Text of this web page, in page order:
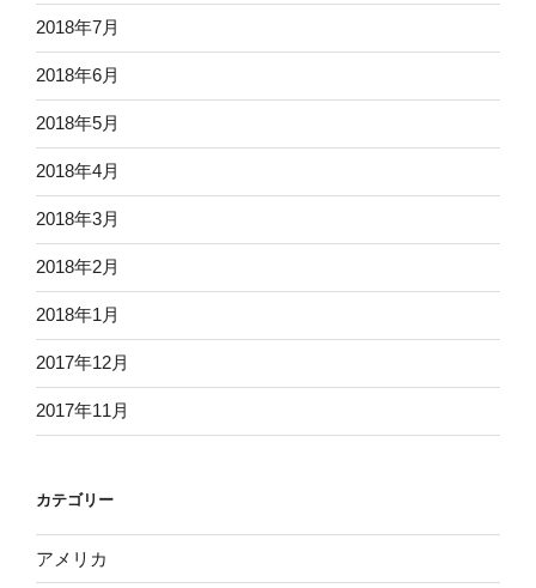
2018年7月
2018年6月
2018年5月
2018年4月
2018年3月
2018年2月
2018年1月
2017年12月
2017年11月
カテゴリー
アメリカ